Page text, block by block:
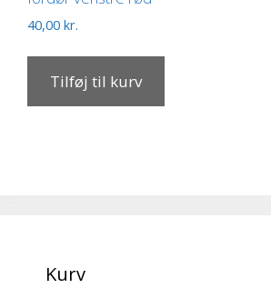
40,00 kr.
Tilføj til kurv
Kurv